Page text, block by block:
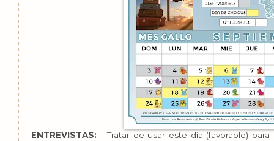
ENTREVISTAS: Tratar de usar este día (favorable)